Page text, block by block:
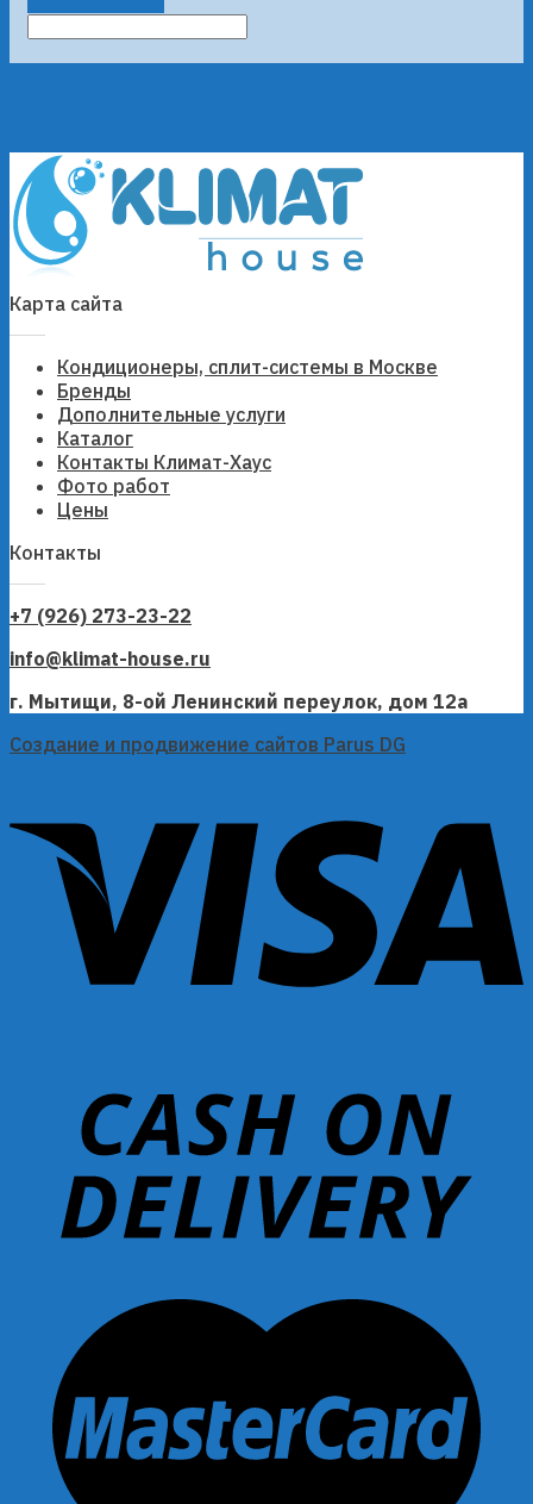
Карта сайта
Кондиционеры, сплит-системы в Москве
Бренды
Дополнительные услуги
Каталог
Контакты Климат-Хаус
Фото работ
Цены
Контакты
+7 (926) 273-23-22
info@klimat-house.ru
г. Мытищи, 8-ой Ленинский переулок, дом 12а
Создание и продвижение сайтов Parus DG